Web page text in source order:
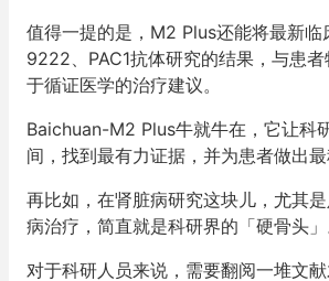
值得一提的是，M2 Plus还能将最新临
9222、PAC1抗体研究的结果，与患
于循证医学的治疗建议。
Baichuan-M2 Plus牛就牛在，它让科
间，找到最有力证据，并为患者做出最
再比如，在肾脏病研究这块儿，尤其
病治疗，简直就是科研界的「硬骨头」
对于科研人员来说，需要翻阅一堆文献